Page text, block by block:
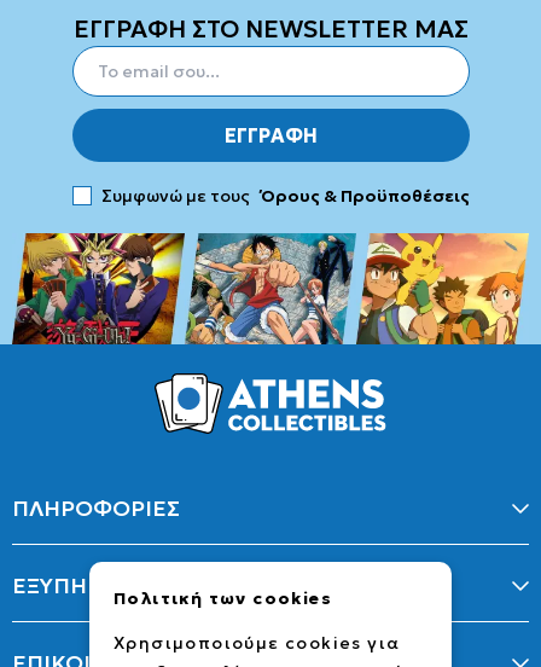
ΕΓΓΡΑΦΗ ΣΤΟ NEWSLETTER ΜΑΣ
ΕΓΓΡΑΦΗ
Συμφωνώ με τους Όρους & Προϋποθέσεις
ΠΛΗΡΟΦΟΡΙΕΣ
ΕΞΥΠΗΡΕΤΗΣΗΠολιτική των cookies
Χρησιμοποιούμε cookies για